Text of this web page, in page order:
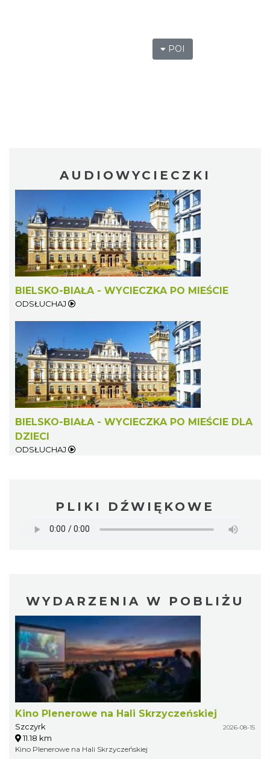
POI
AUDIOWYCIECZKI
BIELSKO-BIAŁA - WYCIECZKA PO MIEŚCIE
ODSŁUCHAJ
BIELSKO-BIAŁA - WYCIECZKA PO MIEŚCIE DLA
DZIECI
ODSŁUCHAJ
PLIKI DŹWIĘKOWE
WYDARZENIA W POBLIŻU
Kino Plenerowe na Hali Skrzyczeńskiej
Szczyrk 2026-08-15
11.18 km
Kino Plenerowe na Hali Skrzyczeńskiej